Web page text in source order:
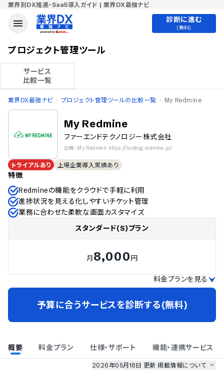
業界別DX推進・SaaS導入ガイド | 業界DX最強ナビ
診断に進む
(無料)
プロジェクト管理ツール
サービス
比較一覧
業界DX最強ナビ プロジェクト管理ツールの比較一覧 My Redmine
My Redmine
ファーエンドテクノロジー株式会社
出典：My Redmine https://hosting.redmine.jp/
トライアルあり 上場企業導入実績あり
特徴
Redmineの機能をクラウドで手軽に利用
進捗状況を見える化しやすいチケット管理
業務に合わせた柔軟な画面カスタマイズ
スタンダード(S)プラン
月8,000円
料金プランを見る
予算に合うサービスを診断する(無料)
概要 料金プラン 仕様・サポート 機能・連携サービス
2026年05月18日 更新掲載情報について